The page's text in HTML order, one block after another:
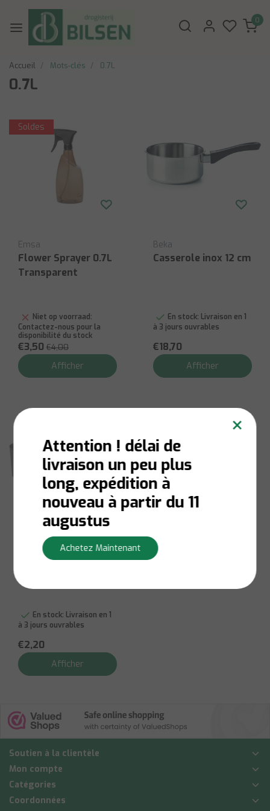
0
Accueil Mots-clés 0.7L
0.7L
Soldes
Emsa
Flower Sprayer 0.7L
Transparent
Niet op voorraad:
Contactez-nous pour la
disponibilité du stock
€3,50 €4,00
Afficher
Beka
Casserole inox 12 cm
En stock: Livraison en 1
à 3 jours ouvrables
€18,70
Afficher
Sunware
Panier Sunware Q-
En stock: Livraison en 1
à 3 jours ouvrables
€2,20
Afficher
Soutien à la clientèle
Mon compte
Catégories
Coordonnées
×
Attention ! délai de
livraison un peu plus
long, expédition à
nouveau à partir du 11
augustus
Achetez Maintenant